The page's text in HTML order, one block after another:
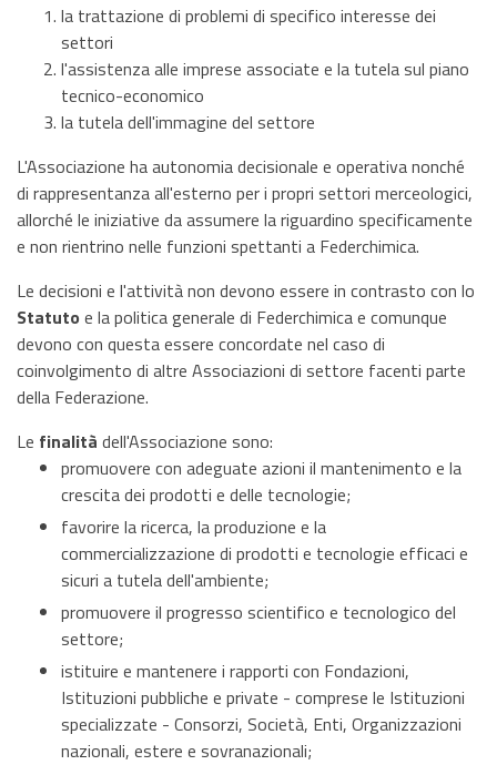
la trattazione di problemi di specifico interesse dei
settori
l'assistenza alle imprese associate e la tutela sul piano
tecnico-economico
la tutela dell'immagine del settore
L'Associazione ha autonomia decisionale e operativa nonché
di rappresentanza all'esterno per i propri settori merceologici,
allorché le iniziative da assumere la riguardino specificamente
e non rientrino nelle funzioni spettanti a Federchimica.
Le decisioni e l'attività non devono essere in contrasto con lo
Statuto e la politica generale di Federchimica e comunque
devono con questa essere concordate nel caso di
coinvolgimento di altre Associazioni di settore facenti parte
della Federazione.
Le finalità dell'Associazione sono:
promuovere con adeguate azioni il mantenimento e la
crescita dei prodotti e delle tecnologie;
favorire la ricerca, la produzione e la
commercializzazione di prodotti e tecnologie efficaci e
sicuri a tutela dell'ambiente;
promuovere il progresso scientifico e tecnologico del
settore;
istituire e mantenere i rapporti con Fondazioni,
Istituzioni pubbliche e private - comprese le Istituzioni
specializzate - Consorzi, Società, Enti, Organizzazioni
nazionali, estere e sovranazionali;